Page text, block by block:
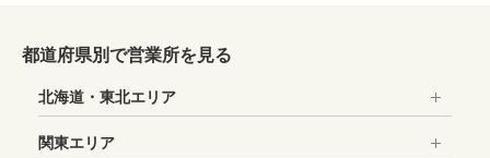
＞Googleマップで確認する
都道府県別で営業所を見る
北海道・東北エリア
関東エリア